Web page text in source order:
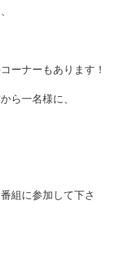
ーナーもあります！
ら一名様に、
組に参加して下さ